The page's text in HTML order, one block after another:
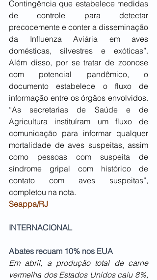
Contingência que estabelece medidas
de controle para detectar
precocemente e conter a disseminação
da Influenza Aviária em aves
domésticas, silvestres e exóticas”.
Além disso, por se tratar de zoonose
com potencial pandêmico, o
documento estabelece o fluxo de
informação entre os órgãos envolvidos.
“As secretarias de Saúde e de
Agricultura instituíram um fluxo de
comunicação para informar qualquer
mortalidade de aves suspeitas, assim
como pessoas com suspeita de
síndrome gripal com histórico de
contato com aves suspeitas”,
completou na nota.
Seappa/RJ
INTERNACIONAL
Abates recuam 10% nos EUA
Em abril, a produção total de carne
vermelha dos Estados Unidos caiu 8%,